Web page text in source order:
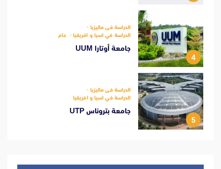
4
الدراسة فى ماليزيا
الدراسة في اسيا و افريقيا
عام
جامعة أوتارا UUM
5
الدراسة فى ماليزيا
الدراسة في اسيا و افريقيا
جامعة بتروناس UTP